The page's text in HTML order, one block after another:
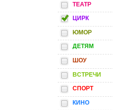
ТЕАТР
ЦИРК
ЮМОР
ДЕТЯМ
ШОУ
ВСТРЕЧИ
СПОРТ
КИНО